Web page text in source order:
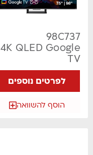
98C737
4K QLED Google
TV
לפרטים נוספים
הוסף להשוואה